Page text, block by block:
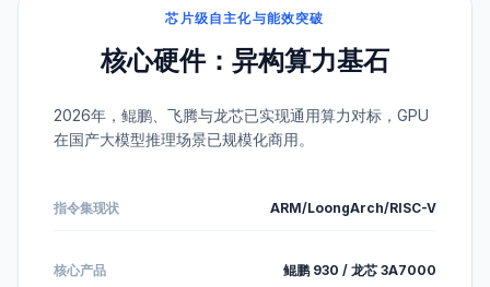
芯片级自主化与能效突破
核心硬件：异构算力基石
2026年，鲲鹏、飞腾与龙芯已实现通用算力对标，GPU
在国产大模型推理场景已规模化商用。
指令集现状 ARM/LoongArch/RISC-V
核心产品 鲲鹏 930 / 龙芯 3A7000